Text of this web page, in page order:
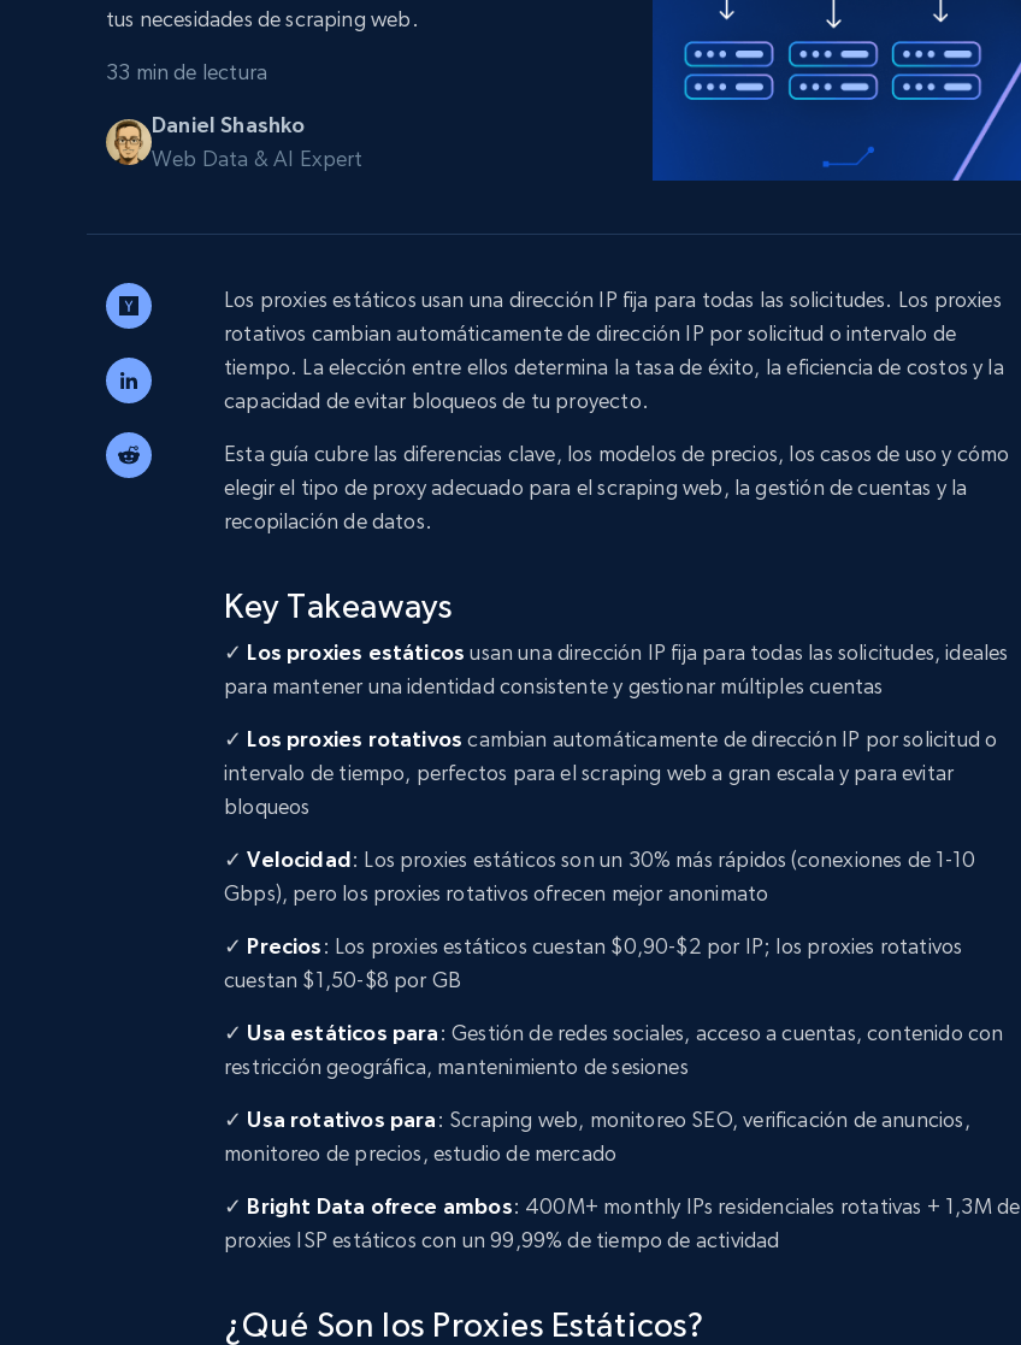
desbloqueo y alojamiento integrados
redes sociales
Bienes raíces
Data Firehose
Real-time web data, delivered as it’s
collected
INFRAESTRUCTURA PROXY
Proxies residenciales 50% OFF Proxies de ISP
Proxies de datacenter
Proxies fiables y de alta velocidad para
INFRAESTRUCTURA PROXY
Proxies de
Comienza desde
tus necesidades de scraping web.
33 min de lectura
Daniel Shashko
Web Data & AI Expert
Los proxies estáticos usan una dirección IP fija para todas las solicitudes. Los proxies
rotativos cambian automáticamente de dirección IP por solicitud o intervalo de
tiempo. La elección entre ellos determina la tasa de éxito, la eficiencia de costos y la
capacidad de evitar bloqueos de tu proyecto.
Esta guía cubre las diferencias clave, los modelos de precios, los casos de uso y cómo
elegir el tipo de proxy adecuado para el scraping web, la gestión de cuentas y la
recopilación de datos.
Key Takeaways
✓ Los proxies estáticos usan una dirección IP fija para todas las solicitudes, ideales
para mantener una identidad consistente y gestionar múltiples cuentas
✓ Los proxies rotativos cambian automáticamente de dirección IP por solicitud o
intervalo de tiempo, perfectos para el scraping web a gran escala y para evitar
bloqueos
✓Velocidad: Los proxies estáticos son un 30% más rápidos (conexiones de 1-10
Gbps), pero los proxies rotativos ofrecen mejor anonimato
✓ Precios: Los proxies estáticos cuestan $0,90-$2 por IP; los proxies rotativos
cuestan $1,50-$8 por GB
✓ Usa estáticos para: Gestión de redes sociales, acceso a cuentas, contenido con
restricción geográfica, mantenimiento de sesiones
✓ Usa rotativos para: Scraping web, monitoreo SEO, verificación de anuncios,
monitoreo de precios, estudio de mercado
✓ Bright Data ofrece ambos: 400M+ monthly IPs residenciales rotativas + 1,3M de
proxies ISP estáticos con un 99,99% de tiempo de actividad
¿Qué Son los Proxies Estáticos?